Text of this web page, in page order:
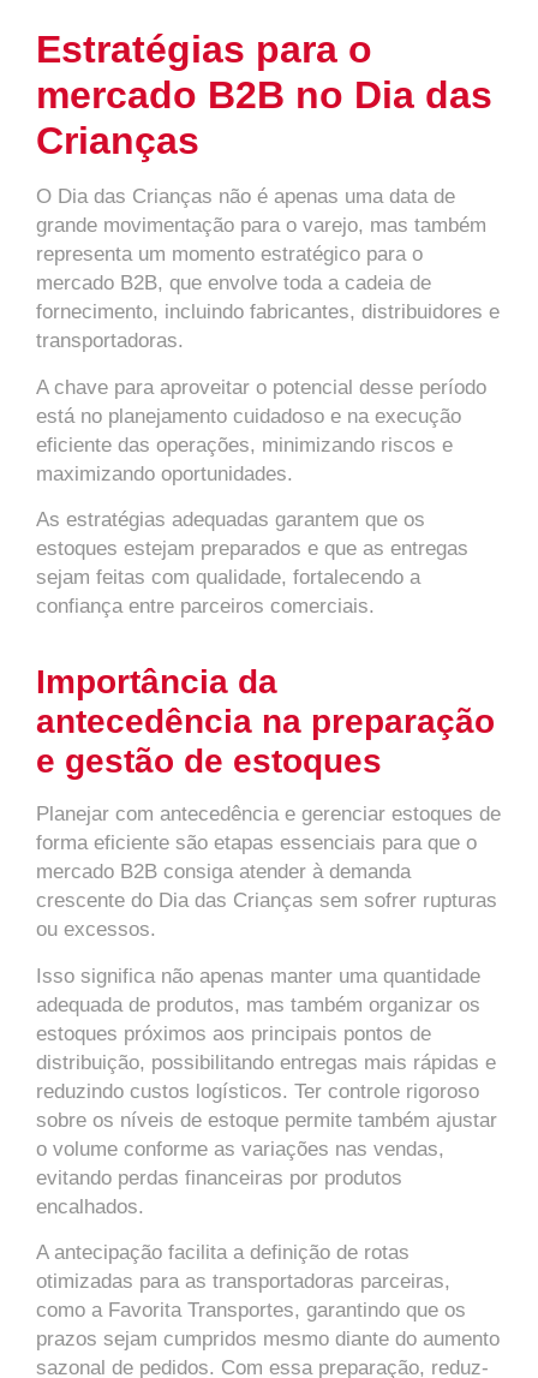
Estratégias para o
mercado B2B no Dia das
Crianças
O Dia das Crianças não é apenas uma data de
grande movimentação para o varejo, mas também
representa um momento estratégico para o
mercado B2B, que envolve toda a cadeia de
fornecimento, incluindo fabricantes, distribuidores e
transportadoras.
A chave para aproveitar o potencial desse período
está no planejamento cuidadoso e na execução
eficiente das operações, minimizando riscos e
maximizando oportunidades.
As estratégias adequadas garantem que os
estoques estejam preparados e que as entregas
sejam feitas com qualidade, fortalecendo a
confiança entre parceiros comerciais.
Importância da
antecedência na preparação
e gestão de estoques
Planejar com antecedência e gerenciar estoques de
forma eficiente são etapas essenciais para que o
mercado B2B consiga atender à demanda
crescente do Dia das Crianças sem sofrer rupturas
ou excessos.
Isso significa não apenas manter uma quantidade
adequada de produtos, mas também organizar os
estoques próximos aos principais pontos de
distribuição, possibilitando entregas mais rápidas e
reduzindo custos logísticos. Ter controle rigoroso
sobre os níveis de estoque permite também ajustar
o volume conforme as variações nas vendas,
evitando perdas financeiras por produtos
encalhados.
A antecipação facilita a definição de rotas
otimizadas para as transportadoras parceiras,
como a Favorita Transportes, garantindo que os
prazos sejam cumpridos mesmo diante do aumento
sazonal de pedidos. Com essa preparação, reduz-